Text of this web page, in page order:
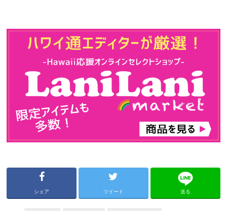
シェア ツイート 送る